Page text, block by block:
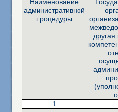
Наименование
административной
процедуры
другая
1